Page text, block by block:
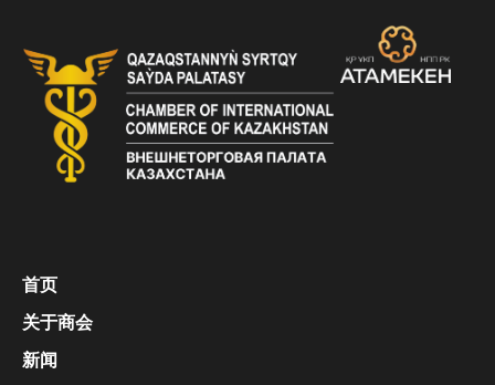
首页
关于商会
新闻